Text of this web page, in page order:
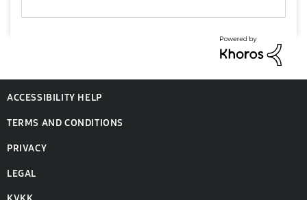
ACCESSIBILITY HELP
TERMS AND CONDITIONS
PRIVACY
LEGAL